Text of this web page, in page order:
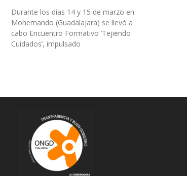
Durante los días 14 y 15 de marzo en
Mohernando (Guadalajara) se llevó a
cabo Encuentro Formativo ‘Tejiendo
Cuidados’, impulsado